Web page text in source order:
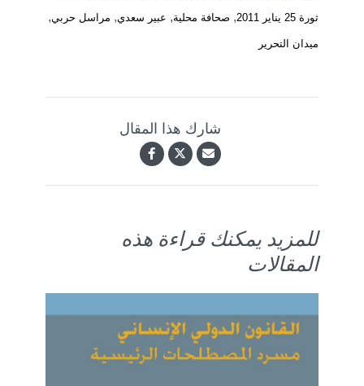
ثورة 25 يناير 2011 , صحافة محلية, عبير سعدي, مراسل حربي,
ميدان التحرير
شارك هذا المقال
للمزيد يمكنك قراءة هذه
المقالات